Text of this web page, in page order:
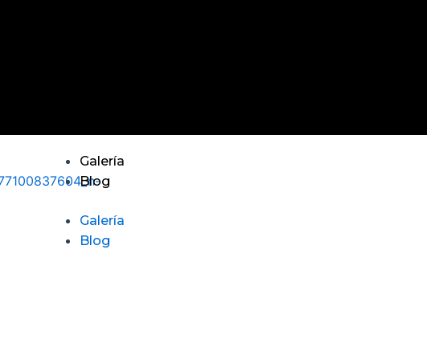
Galería
Blog
Galería
Blog